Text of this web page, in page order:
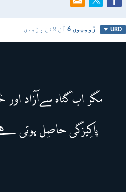
URD رُومِیوں 6 آن لائن پڑھیں